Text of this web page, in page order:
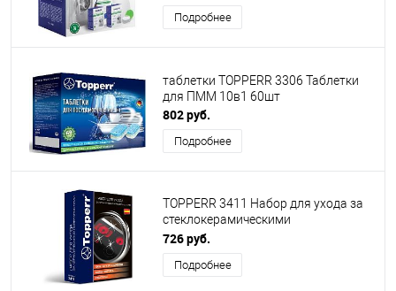
Подробнее
таблетки TOPPERR 3306 Таблетки
для ПММ 10в1 60шт
802 руб.
Подробнее
TOPPERR 3411 Набор для ухода за
стеклокерамическими
поверхностями 3 в 1 (ср-
во+скребок+салфетка) R
726 руб.
Подробнее